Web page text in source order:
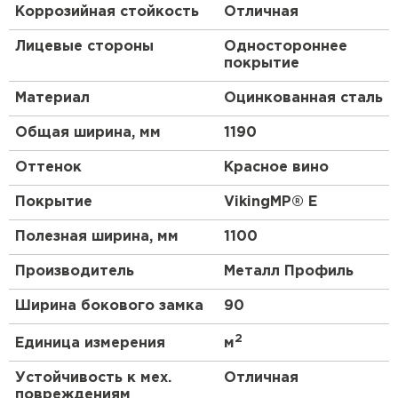
увеличенную износостойкость. Объёмные оттенки
и текстурированная матовая поверхность
подчеркнут эстетику и статус дома. Под разными
углами обзора декоративно-защитное покрытие
словно меняет свой тон, добавляя оригинальности
кровле.
Преимущества:
Класс пожаробезопасности — НГ (не горит).
Лёгкий стройматериал, который удобно
перевозить и монтировать.
Экономичность: доступная цена и
неприхотливость в эксплуатации.
Производство на заказ по меркам клиента.
среде, коррозии.
Вариативность выбора сочетаний цвета,
толщины стали, профиля, покрытия.
Коррозийная стойкость Отличная
Лицевые стороны
Одностороннее
покрытие
Материал Оцинкованная сталь
Общая ширина, мм 1190
Оттенок Красное вино
Покрытие VikingMP® E
Полезная ширина, мм 1100
Производитель Металл Профиль
Ширина бокового замка 90
Единица измерения м2
Устойчивость к мех.
повреждениям
Отличная